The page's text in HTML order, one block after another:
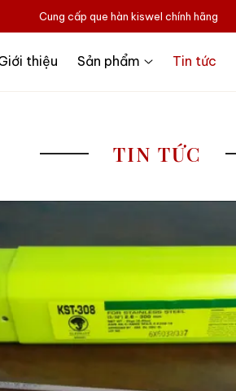
Cung cấp que hàn kiswel chính hãng
thiệu Sản phẩm Tin tức
TIN TỨC